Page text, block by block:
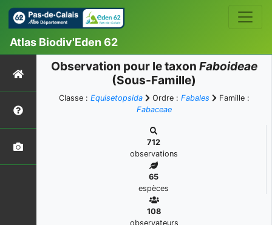
Atlas Biodiv'Eden 62
Observation pour le taxon Faboideae
(Sous-Famille)
Classe : Equisetopsida Ordre : Fabales
Famille :
Fabaceae
712
observations
65
espèces
108
observateurs